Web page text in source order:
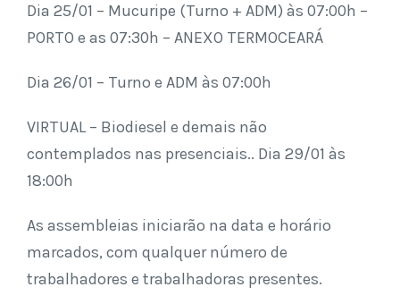
Dia 25/01 – Mucuripe (Turno + ADM) às 07:00h –
PORTO e as 07:30h – ANEXO TERMOCEARÁ
Dia 26/01 – Turno e ADM às 07:00h
VIRTUAL – Biodiesel e demais não
contemplados nas presenciais.. Dia 29/01 às
18:00h
As assembleias iniciarão na data e horário
marcados, com qualquer número de
trabalhadores e trabalhadoras presentes.